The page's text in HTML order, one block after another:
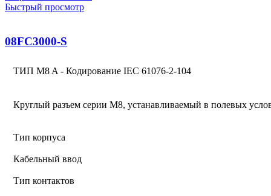
Быстрый просмотр
08FC3000-S
ТИП M8 A - Кодирование IEC 61076-2-104
Круглый разъем серии M8, устанавливаемый в полевых
Тип корпуса
Кабельный ввод
Тип контактов